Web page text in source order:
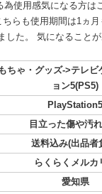
てる為使用感気に
。 こちらも使用期
しました。 気に
・おもちゃ・グッズ
ョ